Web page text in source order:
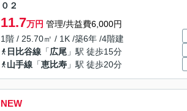
０２
11.7万円 管理/共益費6,000円
1階 / 25.70㎡ / 1K /築6年 /4階建
日比谷線 「広尾 」駅 徒歩15分
山手線 「恵比寿 」駅 徒歩20分
NEW